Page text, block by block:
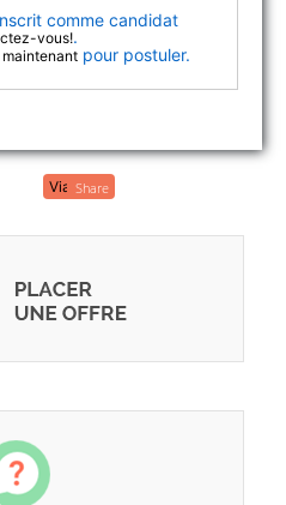
comme candidat
vous!.
pour postuler.
Share